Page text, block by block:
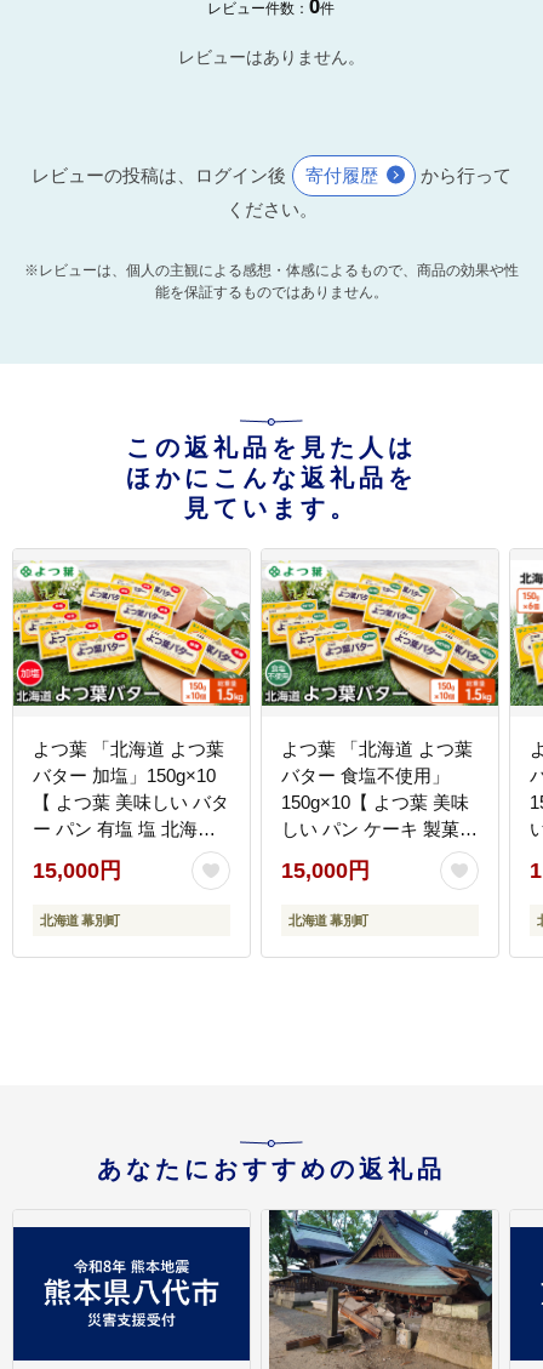
レビュー件数：0件
レビューはありません。
レビューの投稿は、ログイン後 寄付履歴
から行って
ください。
※レビューは、個人の主観による感想・体感によるもので、商品の効果や性
能を保証するものではありません。
この返礼品を見た人は
ほかにこんな返礼品を
見ています。
よつ葉 「北海道 よつ葉
バター 加塩」150g×10
【 よつ葉 美味しい バタ
ー パン 有塩 塩 北海道
十勝 幕別 】
15,000円
北海道 幕別町
よつ葉 「北海道 よつ葉
バター 食塩不使用」
150g×10【 よつ葉 美味
しい パン ケーキ 製菓
お菓子 無塩 塩 北海道
十勝 幕別 】
15,000円
北海道 幕別町
あなたにおすすめの返礼品